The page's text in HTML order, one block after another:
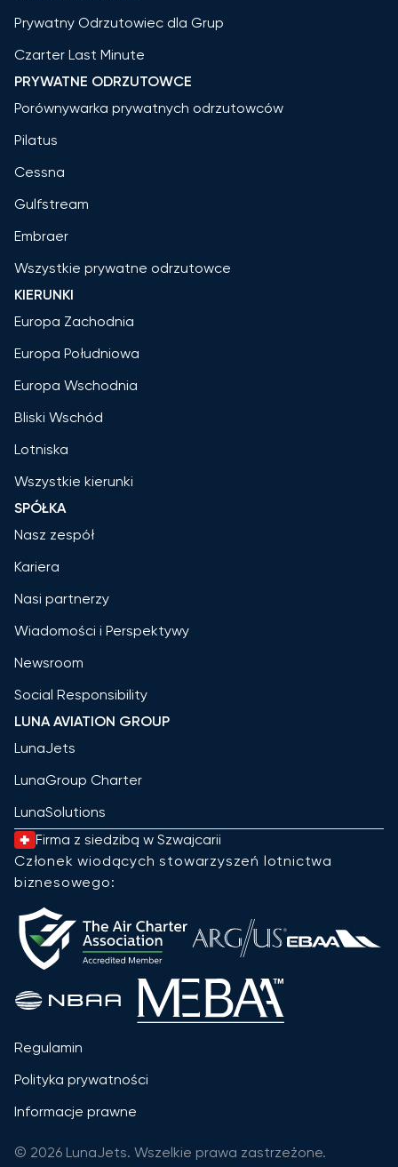
Prywatny Odrzutowiec dla Grup
Czarter Last Minute
PRYWATNE ODRZUTOWCE
Porównywarka prywatnych odrzutowców
Pilatus
Cessna
Gulfstream
Embraer
Wszystkie prywatne odrzutowce
KIERUNKI
Europa Zachodnia
Europa Południowa
Europa Wschodnia
Bliski Wschód
Lotniska
Wszystkie kierunki
SPÓŁKA
Nasz zespół
Kariera
Nasi partnerzy
Wiadomości i Perspektywy
Newsroom
Social Responsibility
LUNA AVIATION GROUP
LunaJets
LunaGroup Charter
LunaSolutions
Firma z siedzibą w Szwajcarii
Członek wiodących stowarzyszeń lotnictwa
biznesowego:
Regulamin
Polityka prywatności
Informacje prawne
© 2026 LunaJets. Wszelkie prawa zastrzeżone.